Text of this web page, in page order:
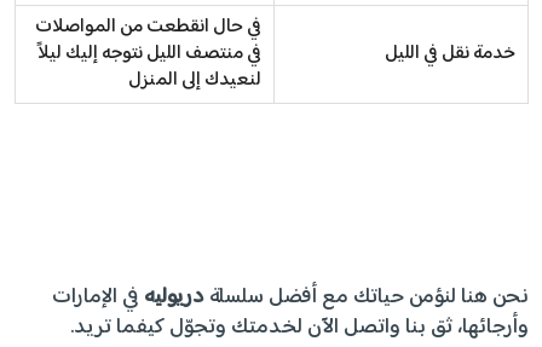
خدمة نقل في الليل
في حال انقطعت من المواصلات
في منتصف الليل نتوجه إليك ليلاً
لنعيدك إلى المنزل
نحن هنا لنؤمن حياتك مع أفضل سلسلةدريوليه في الإمارات
وأرجائها، ثق بنا واتصل الآن لخدمتك وتجوّل كيفما تريد.